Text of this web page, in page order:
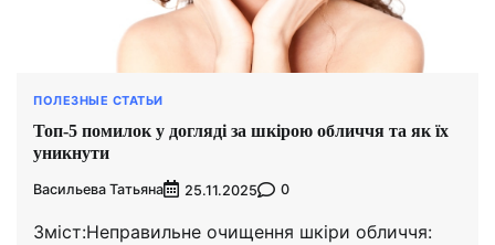
ПОЛЕЗНЫЕ СТАТЬИ
Топ-5 помилок у догляді за шкірою обличчя та як їх
уникнути
Васильева Татьяна 25.11.2025 0
Зміст:Неправильне очищення шкіри обличчя: